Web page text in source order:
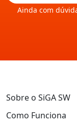
Ainda com
Sobre o SiGA SW
Como Funciona